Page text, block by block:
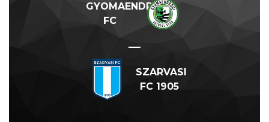
GYOMAENDRŐDI
FC
—
SZARVASI
FC 1905